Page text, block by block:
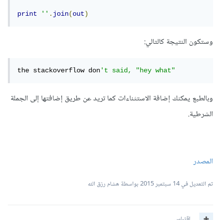
print ''.join(out)
وستكون النتيجة كالتالي:
the stackoverflow don't said, "hey what"
وبالطبع يمكنك إضافة الاستثناءات كما تريد عن طريق إضافتها إلى الجملة
الشرطية.
المصدر
تم التعديل في14 سبتمبر 2015 بواسطة هشام رزق الله